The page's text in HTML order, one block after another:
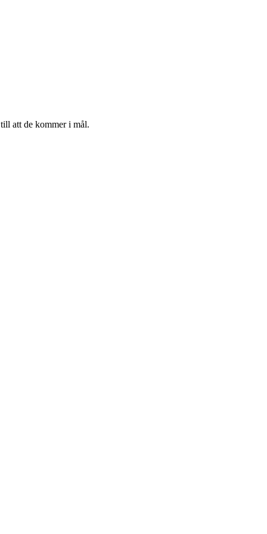
att de kommer i mål.